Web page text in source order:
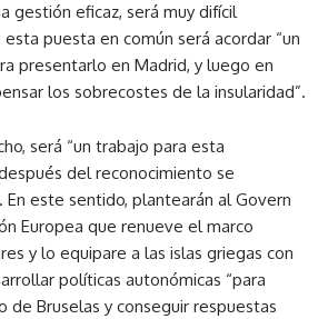
gestión eficaz, será muy difícil
puesta en común será acordar “un
presentarlo en Madrid, y luego en
los sobrecostes de la insularidad”.
será “un trabajo para esta
del reconocimiento se
En este sentido, plantearán al Govern
Europea que renueve el marco
y lo equipare a las islas griegas con
políticas autonómicas “para
de Bruselas y conseguir respuestas